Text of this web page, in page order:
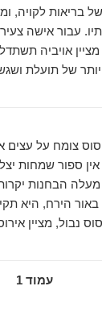
בריאות לקויה,
עבור אישה
אויביה
של תועלת
צומח על עצים
אין ספור שמחות
הבחנות
באור הירח, היא
נבול, מציין
עמוד 1